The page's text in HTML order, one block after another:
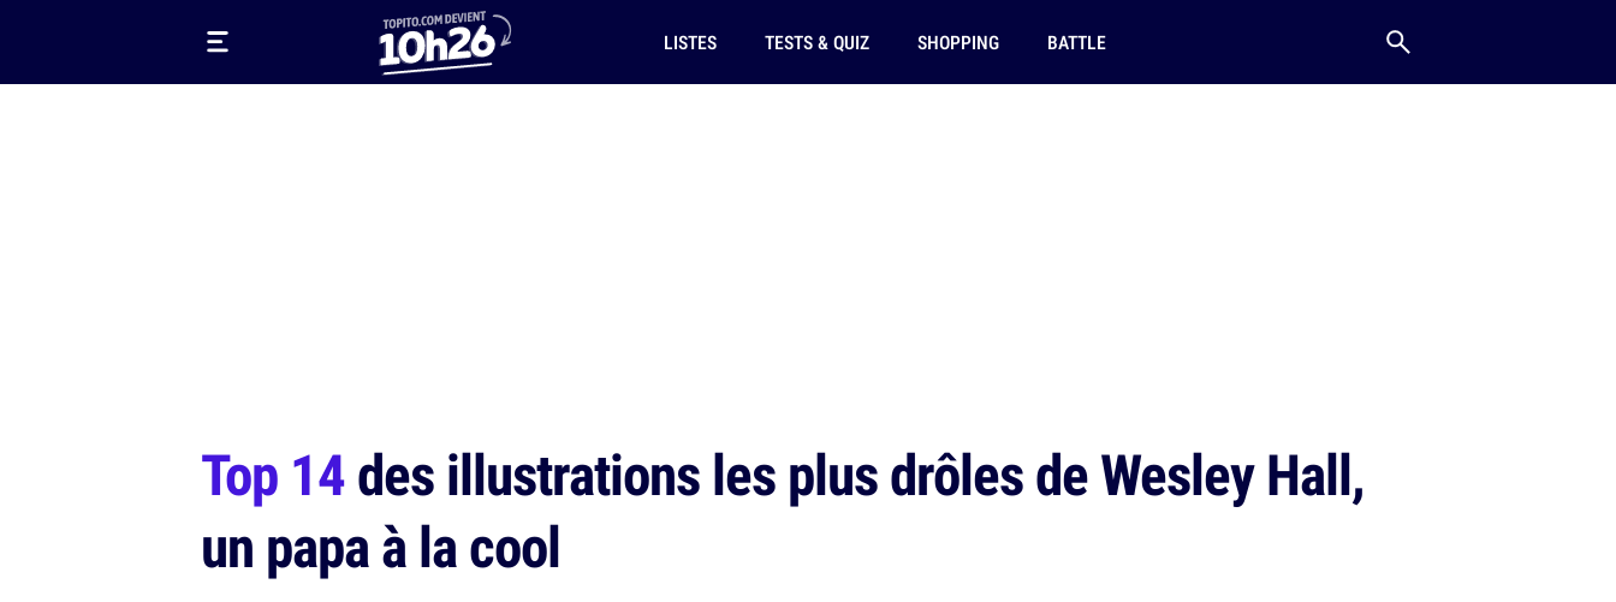
LISTES TESTS & QUIZ SHOPPING BATTLE
Top 14des illustrations les plus drôles de Wesley Hall,
un papa à la cool